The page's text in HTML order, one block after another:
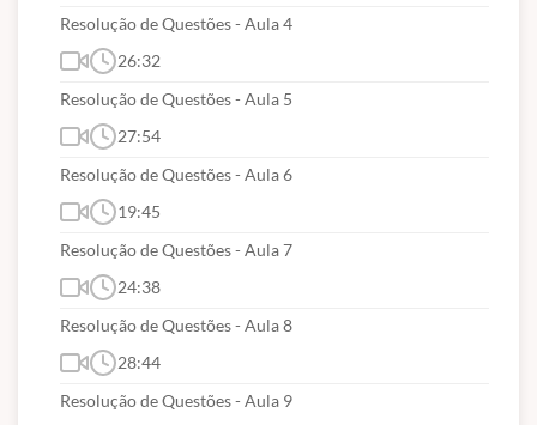
Resolução de Questões - Aula 4
26:32
Resolução de Questões - Aula 5
27:54
Resolução de Questões - Aula 6
19:45
Resolução de Questões - Aula 7
24:38
Resolução de Questões - Aula 8
28:44
Resolução de Questões - Aula 9